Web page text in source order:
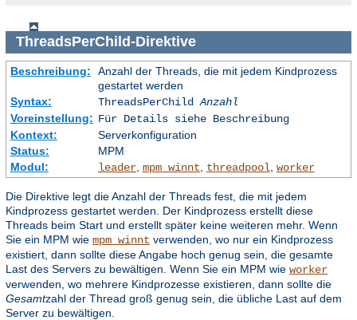
ThreadsPerChild-Direktive
Beschreibung:
Anzahl der Threads, die mit jedem Kindprozess
gestartet werden
Syntax:
ThreadsPerChildAnzahl
Voreinstellung: Für Details siehe Beschreibung
Kontext:
Serverkonfiguration
Status:
MPM
Modul:
leader, mpm_winnt threadpool worker
Die Direktive legt die Anzahl der Threads fest, die mit jedem
Kindprozess gestartet werden. Der Kindprozess erstellt diese
Threads beim Start und erstellt später keine weiteren mehr. Wenn
Sie ein MPM wie mpm_winnt verwenden, wo nur ein Kindprozess
existiert, dann sollte diese Angabe hoch genug sein, die gesamte
Last des Servers zu bewältigen. Wenn Sie ein MPM wie worker
verwenden, wo mehrere Kindprozesse existieren, dann sollte die
Gesamtzahl der Thread groß genug sein, die übliche Last auf dem
Server zu bewältigen.